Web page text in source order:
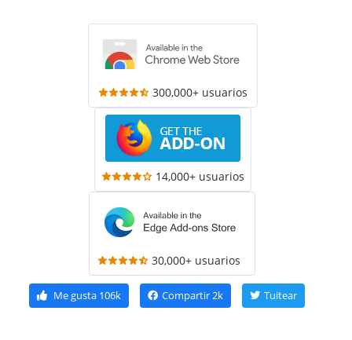
300,000+ usuarios
14,000+ usuarios
30,000+ usuarios
Me gusta106k Compartir2k Tuitear